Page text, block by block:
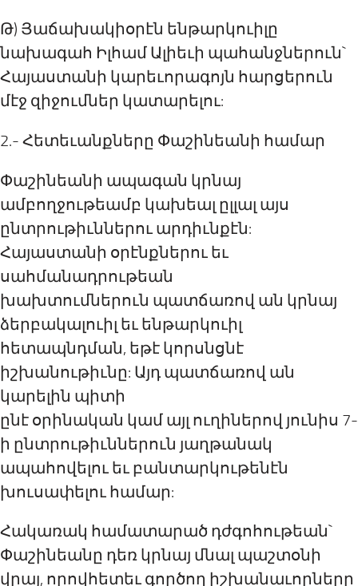
Թ) Յաճախակիօրէն ենթարկուիլը
նախագահ Իլհամ Ալիեւի պահանջներուն`
Հայաստանի կարեւորագոյն հարցերուն
մէջ զիջումներ կատարելու:
2.- Հետեւանքները Փաշինեանի համար
Փաշինեանի ապագան կրնայ
ամբողջութեամբ կախեալ ըլլալ այս
ընտրութիւններու արդիւնքէն:
Հայաստանի օրէնքներու եւ
սահմանադրութեան
խախտումներուն պատճառով ան կրնայ
ձերբակալուիլ եւ ենթարկուիլ
հետապնդման, եթէ կորսնցնէ
իշխանութիւնը: Այդ պատճառով ան
կարելին պիտի
ընէ օրինական կամ այլ ուղիներով յունիս 7-
ի ընտրութիւններուն յաղթանակ
ապահովելու եւ բանտարկութենէն
խուսափելու համար:
Հակառակ համատարած դժգոհութեան`
Փաշինեանը դեռ կրնայ մնալ պաշտօնի
վրայ, որովհետեւ գործող իշխանաւորները